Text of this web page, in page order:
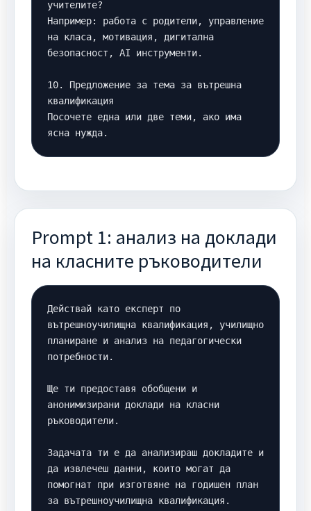
учителите?
Например: работа с родители, управление
на класа, мотивация, дигитална
безопасност, AI инструменти.
10. Предложение за тема за вътрешна
квалификация
Посочете една или две теми, ако има
ясна нужда.
Prompt 1: анализ на доклади
на класните ръководители
Действай като експерт по
вътрешноучилищна квалификация, училищно
планиране и анализ на педагогически
потребности.
Ще ти предоставя обобщени и
анонимизирани доклади на класни
ръководители.
Задачата ти е да анализираш докладите и
да извлечеш данни, които могат да
помогнат при изготвяне на годишен план
за вътрешноучилищна квалификация.